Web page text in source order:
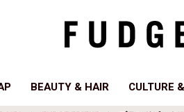
BEAUTY & HAIR CULTURE